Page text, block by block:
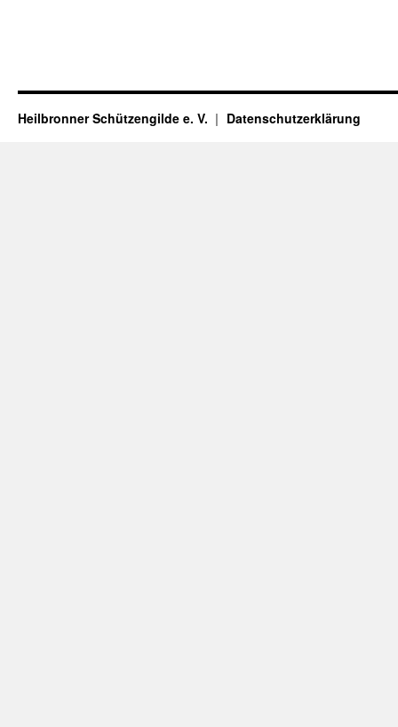
Heilbronner Schützengilde e. V. Datenschutzerklärung